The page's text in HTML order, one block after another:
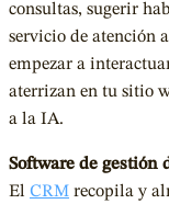
consultas, sugerir
servicio de atención
empezar a
aterrizan en tu sitio
a la IA.
Software de gestión
El CRM recopila y